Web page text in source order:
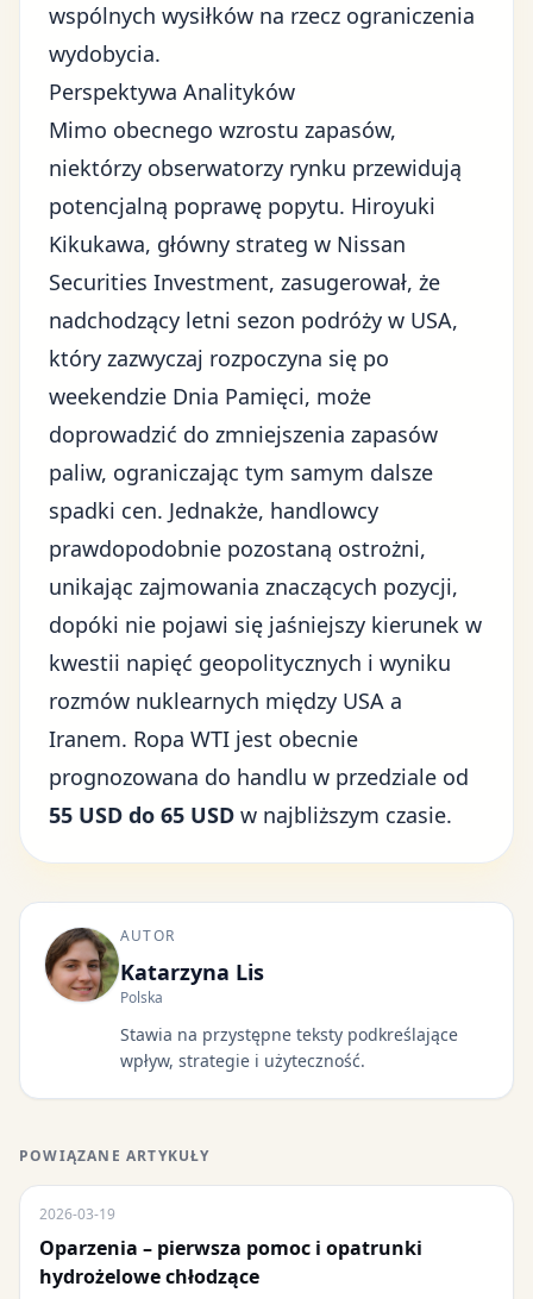
wspólnych wysiłków na rzecz ograniczenia
wydobycia.
Perspektywa Analityków
Mimo obecnego wzrostu zapasów,
niektórzy obserwatorzy rynku przewidują
potencjalną poprawę popytu. Hiroyuki
Kikukawa, główny strateg w Nissan
Securities Investment, zasugerował, że
nadchodzący letni sezon podróży w USA,
który zazwyczaj rozpoczyna się po
weekendzie Dnia Pamięci, może
doprowadzić do zmniejszenia zapasów
paliw, ograniczając tym samym dalsze
spadki cen. Jednakże, handlowcy
prawdopodobnie pozostaną ostrożni,
unikając zajmowania znaczących pozycji,
dopóki nie pojawi się jaśniejszy kierunek w
kwestii napięć geopolitycznych i wyniku
rozmów nuklearnych między USA a
Iranem. Ropa WTI jest obecnie
prognozowana do handlu w przedziale od
55 USD do 65 USD w najbliższym czasie.
AUTOR
Katarzyna Lis
Polska
Stawia na przystępne teksty podkreślające
wpływ, strategie i użyteczność.
POWIĄZANE ARTYKUŁY
2026-03-19
Oparzenia – pierwsza pomoc i opatrunki
hydrożelowe chłodzące